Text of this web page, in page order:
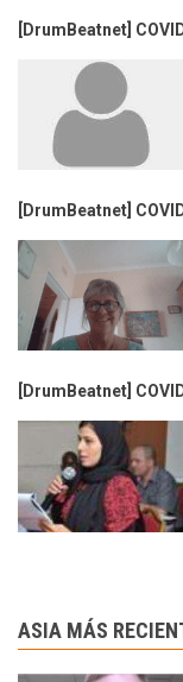
[DrumBeatnet]
[DrumBeatnet]
[DrumBeatnet]
ASIA MÁS